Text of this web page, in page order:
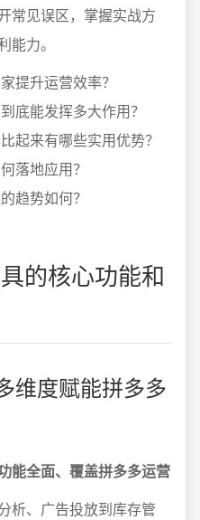
常见误区，掌握实战方
能力。
提升运营效率？
底能发挥多大作用？
起来有哪些实用优势？
落地应用？
趋势如何？
的核心功能和
维度赋能拼多多
能全面、覆盖拼多多运营
析、广告投放到库存管